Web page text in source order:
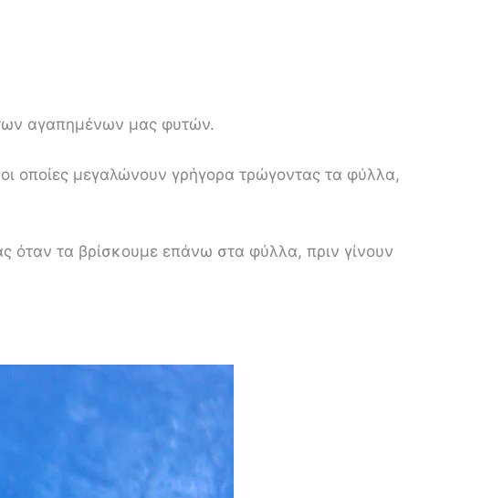
αγαπημένων μας φυτών.
οποίες μεγαλώνουν γρήγορα τρώγοντας τα φύλλα,
όταν τα βρίσκουμε επάνω στα φύλλα, πριν γίνουν